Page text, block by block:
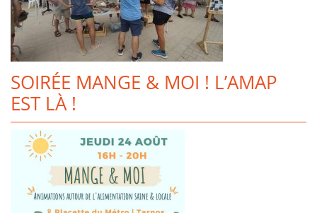
SOIRÉE MANGE & MOI ! L’AMAP
EST LÀ !